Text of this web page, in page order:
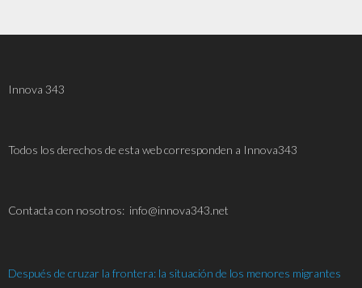
Innova 343
Todos los derechos de esta web corresponden a Innova343
Contacta con nosotros: info@innova343.net
Después de cruzar la frontera: la situación de los menores migrantes